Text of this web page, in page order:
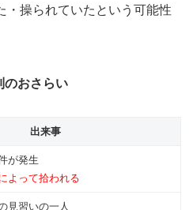
・操られていたという可能性
のおさらい
出来事
が発生
よって拾われる
見習いの一人